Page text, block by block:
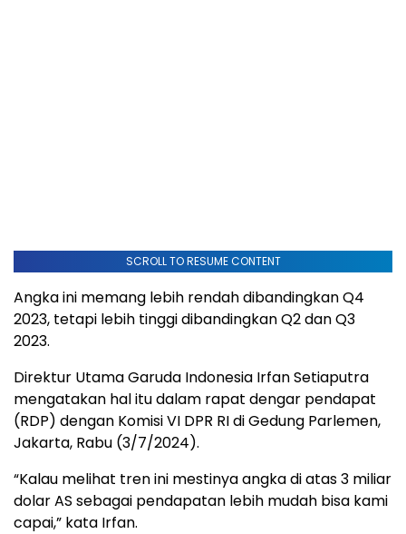
SCROLL TO RESUME CONTENT
Angka ini memang lebih rendah dibandingkan Q4
2023, tetapi lebih tinggi dibandingkan Q2 dan Q3
2023.
Direktur Utama Garuda Indonesia Irfan Setiaputra
mengatakan hal itu dalam rapat dengar pendapat
(RDP) dengan Komisi VI DPR RI di Gedung Parlemen,
Jakarta, Rabu (3/7/2024).
“Kalau melihat tren ini mestinya angka di atas 3 miliar
dolar AS sebagai pendapatan lebih mudah bisa kami
capai,” kata Irfan.